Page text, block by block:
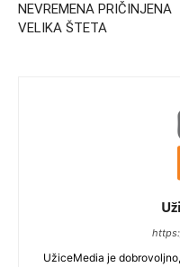
NEVREMENA PRIČINJENA
VELIKA ŠTETA
UžiceMedia je